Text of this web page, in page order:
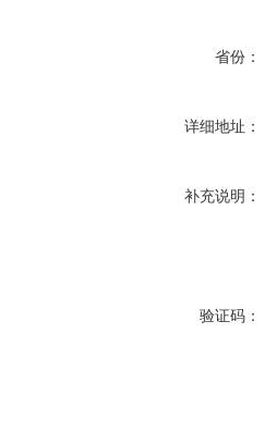
省份：
详细地址：
补充说明：
验证码：